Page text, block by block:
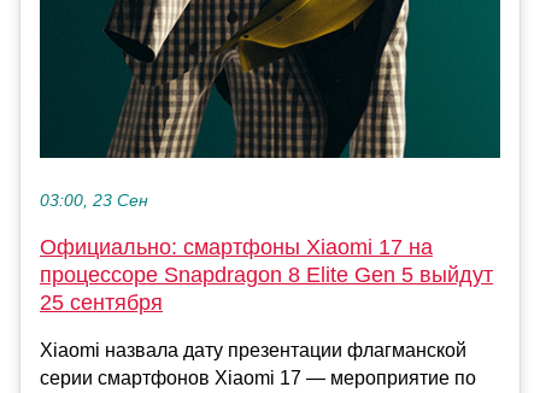
03:00, 23 Сен
Официально: смартфоны Xiaomi 17 на
процессоре Snapdragon 8 Elite Gen 5 выйдут
25 сентября
Xiaomi назвала дату презентации флагманской
серии смартфонов Xiaomi 17 — мероприятие по